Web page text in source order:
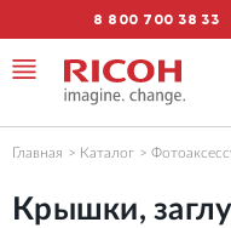
8 800 700 38 33
Главная Каталог
Крышки,